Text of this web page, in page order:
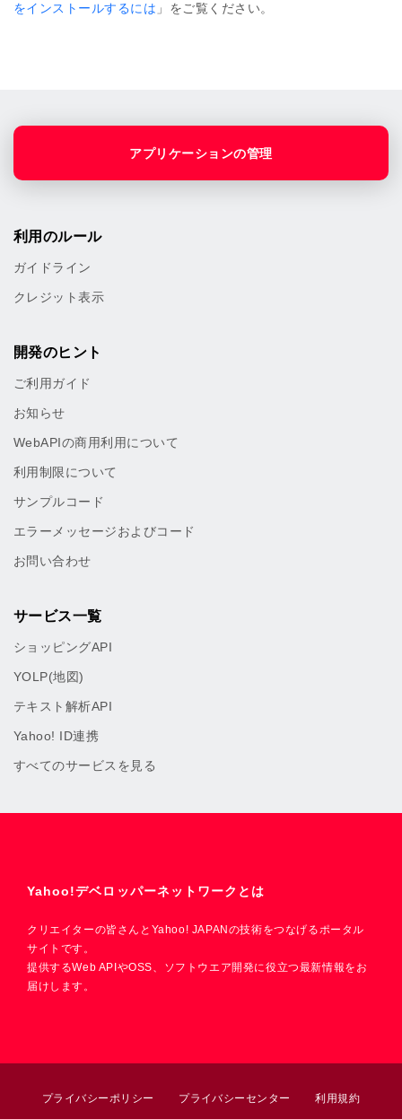
をインストールするには 」をご覧ください。
アプリケーションの管理
利用のルール
ガイドライン
クレジット表示
開発のヒント
ご利用ガイド
お知らせ
WebAPIの商用利用について
利用制限について
サンプルコード
エラーメッセージおよびコード
お問い合わせ
サービス一覧
ショッピングAPI
YOLP(地図)
テキスト解析API
Yahoo! ID連携
すべてのサービスを見る
Yahoo!デベロッパーネットワークとは
クリエイターの皆さんとYahoo! JAPANの技術をつなげるポータル
サイトです。
提供するWeb APIやOSS、ソフトウエア開発に役立つ最新情報をお
届けします。
プライバシーポリシー プライバシーセンター 利用規約